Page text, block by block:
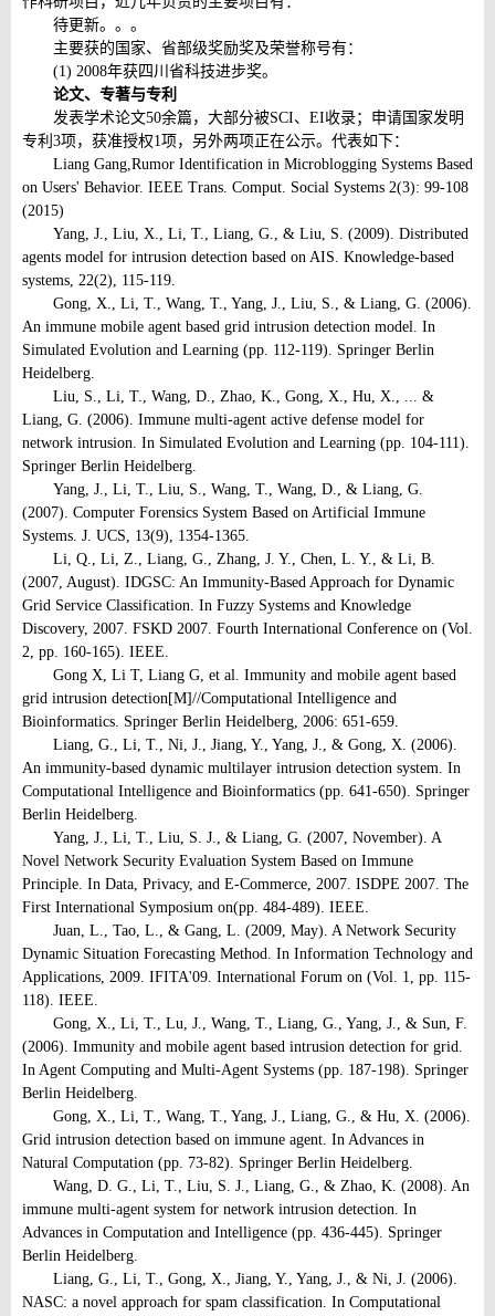
待更新。。。
主要获的国家、省部级奖励奖及荣誉称号有：
(1) 2008年获四川省科技进步奖。
论文、专著与专利
发表学术论文50余篇，大部分被SCI、EI收录；申请国家发明
专利3项，获准授权1项，另外两项正在公示。代表如下：
Liang Gang,Rumor Identification in Microblogging Systems Based
on Users' Behavior. IEEE Trans. Comput. Social Systems 2(3): 99-108
(2015)
Yang, J., Liu, X., Li, T., Liang, G., & Liu, S. (2009). Distributed
agents model for intrusion detection based on AIS. Knowledge-based
systems, 22(2), 115-119.
Gong, X., Li, T., Wang, T., Yang, J., Liu, S., & Liang, G. (2006).
An immune mobile agent based grid intrusion detection model. In
Simulated Evolution and Learning (pp. 112-119). Springer Berlin
Heidelberg.
Liu, S., Li, T., Wang, D., Zhao, K., Gong, X., Hu, X., ... &
Liang, G. (2006). Immune multi-agent active defense model for
network intrusion. In Simulated Evolution and Learning (pp. 104-111).
Springer Berlin Heidelberg.
Yang, J., Li, T., Liu, S., Wang, T., Wang, D., & Liang, G.
(2007). Computer Forensics System Based on Artificial Immune
Systems. J. UCS, 13(9), 1354-1365.
Li, Q., Li, Z., Liang, G., Zhang, J. Y., Chen, L. Y., & Li, B.
(2007, August). IDGSC: An Immunity-Based Approach for Dynamic
Grid Service Classification. In Fuzzy Systems and Knowledge
Discovery, 2007. FSKD 2007. Fourth International Conference on (Vol.
2, pp. 160-165). IEEE.
Gong X, Li T, Liang G, et al. Immunity and mobile agent based
grid intrusion detection[M]//Computational Intelligence and
Bioinformatics. Springer Berlin Heidelberg, 2006: 651-659.
Liang, G., Li, T., Ni, J., Jiang, Y., Yang, J., & Gong, X. (2006).
An immunity-based dynamic multilayer intrusion detection system. In
Computational Intelligence and Bioinformatics (pp. 641-650). Springer
Berlin Heidelberg.
Yang, J., Li, T., Liu, S. J., & Liang, G. (2007, November). A
Novel Network Security Evaluation System Based on Immune
Principle. In Data, Privacy, and E-Commerce, 2007. ISDPE 2007. The
First International Symposium on(pp. 484-489). IEEE.
Juan, L., Tao, L., & Gang, L. (2009, May). A Network Security
Dynamic Situation Forecasting Method. In Information Technology and
Applications, 2009. IFITA'09. International Forum on (Vol. 1, pp. 115-
118). IEEE.
Gong, X., Li, T., Lu, J., Wang, T., Liang, G., Yang, J., & Sun, F.
(2006). Immunity and mobile agent based intrusion detection for grid.
In Agent Computing and Multi-Agent Systems (pp. 187-198). Springer
Berlin Heidelberg.
Gong, X., Li, T., Wang, T., Yang, J., Liang, G., & Hu, X. (2006).
Grid intrusion detection based on immune agent. In Advances in
Natural Computation (pp. 73-82). Springer Berlin Heidelberg.
Wang, D. G., Li, T., Liu, S. J., Liang, G., & Zhao, K. (2008). An
immune multi-agent system for network intrusion detection. In
Advances in Computation and Intelligence (pp. 436-445). Springer
Berlin Heidelberg.
Liang, G., Li, T., Gong, X., Jiang, Y., Yang, J., & Ni, J. (2006).
NASC: a novel approach for spam classification. In Computational